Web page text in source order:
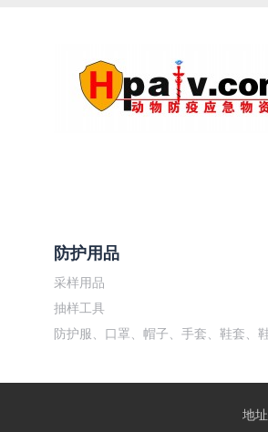
防护用品
采样用品
抽样工具
防护服、口罩、帽子、手套、鞋套、
地